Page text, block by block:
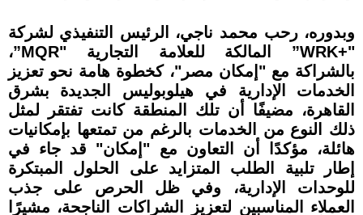
وبدوره، رحب محمد ناجي، الرئيس التنفيذي لشركة
"+WRK” المالكة للعلامة التجارية "MQR”،
بالشراكة مع "إمكان مصر"، كخطوة هامة نحو تعزيز
الخدمات الإدارية في هيلوبوليس الجديدة بشرق
القاهرة، مضيفًا أن تلك المنطقة كانت تفتقر لمثل
ذلك النوع من الخدمات بالرغم من تمتعها بإمكانيات
هائلة، مؤكدًا أن التعاون مع "إمكان" قد جاء في
إطار تلبية الطلب المتزايد على الحلول المبتكرة
للوحدات الإدارية، وفي ظل الحرص على جذب
العملاء المناسبين لتعزيز الشراكات الناجحة، مشيرًا